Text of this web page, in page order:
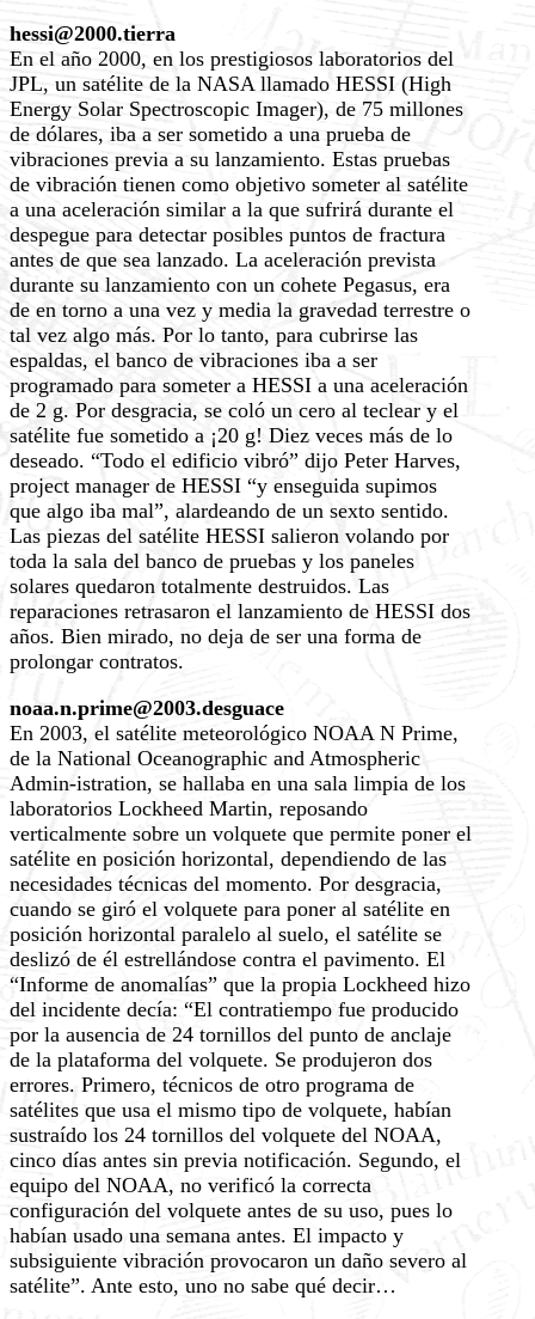
hessi@2000.tierra
En el año 2000, en los prestigiosos laboratorios del
JPL, un satélite de la NASA llamado HESSI (High
Energy Solar Spectroscopic Imager), de 75 millones
de dólares, iba a ser sometido a una prueba de
vibraciones previa a su lanzamiento. Estas pruebas
de vibración tienen como objetivo someter al satélite
a una aceleración similar a la que sufrirá durante el
despegue para detectar posibles puntos de fractura
antes de que sea lanzado. La aceleración prevista
durante su lanzamiento con un cohete Pegasus, era
de en torno a una vez y media la gravedad terrestre o
tal vez algo más. Por lo tanto, para cubrirse las
espaldas, el banco de vibraciones iba a ser
programado para someter a HESSI a una aceleración
de 2 g. Por desgracia, se coló un cero al teclear y el
satélite fue sometido a ¡20 g! Diez veces más de lo
deseado. “Todo el edificio vibró” dijo Peter Harves,
project manager de HESSI “y enseguida supimos
que algo iba mal”, alardeando de un sexto sentido.
Las piezas del satélite HESSI salieron volando por
toda la sala del banco de pruebas y los paneles
solares quedaron totalmente destruidos. Las
reparaciones retrasaron el lanzamiento de HESSI dos
años. Bien mirado, no deja de ser una forma de
prolongar contratos.
noaa.n.prime@2003.desguace
En 2003, el satélite meteorológico NOAA N Prime,
de la National Oceanographic and Atmospheric
Admin-istration, se hallaba en una sala limpia de los
laboratorios Lockheed Martin, reposando
verticalmente sobre un volquete que permite poner el
satélite en posición horizontal, dependiendo de las
necesidades técnicas del momento. Por desgracia,
cuando se giró el volquete para poner al satélite en
posición horizontal paralelo al suelo, el satélite se
deslizó de él estrellándose contra el pavimento. El
“Informe de anomalías” que la propia Lockheed hizo
del incidente decía: “El contratiempo fue producido
por la ausencia de 24 tornillos del punto de anclaje
de la plataforma del volquete. Se produjeron dos
errores. Primero, técnicos de otro programa de
satélites que usa el mismo tipo de volquete, habían
sustraído los 24 tornillos del volquete del NOAA,
cinco días antes sin previa notificación. Segundo, el
equipo del NOAA, no verificó la correcta
configuración del volquete antes de su uso, pues lo
habían usado una semana antes. El impacto y
subsiguiente vibración provocaron un daño severo al
satélite”. Ante esto, uno no sabe qué decir…